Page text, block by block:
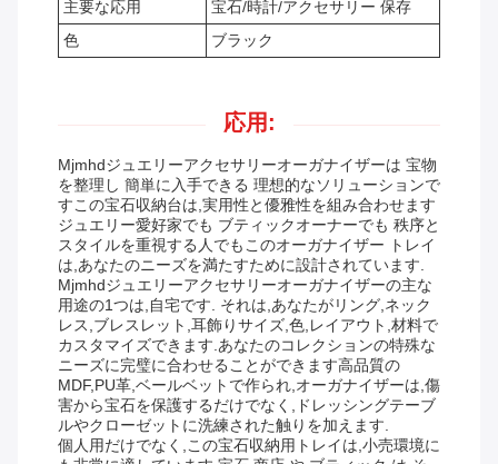
主要な応用
宝石/時計/アクセサリー 保存
色
ブラック
応用:
Mjmhdジュエリーアクセサリーオーガナイザーは 宝物
を整理し 簡単に入手できる 理想的なソリューションで
すこの宝石収納台は,実用性と優雅性を組み合わせます
ジュエリー愛好家でも ブティックオーナーでも 秩序と
スタイルを重視する人でもこのオーガナイザー トレイ
は,あなたのニーズを満たすために設計されています.
Mjmhdジュエリーアクセサリーオーガナイザーの主な
用途の1つは,自宅です. それは,あなたがリング,ネック
レス,ブレスレット,耳飾りサイズ,色,レイアウト,材料で
カスタマイズできます.あなたのコレクションの特殊な
ニーズに完璧に合わせることができます高品質の
MDF,PU革,ベールベットで作られ,オーガナイザーは,傷
害から宝石を保護するだけでなく,ドレッシングテーブ
ルやクローゼットに洗練された触りを加えます.
個人用だけでなく,この宝石収納用トレイは,小売環境に